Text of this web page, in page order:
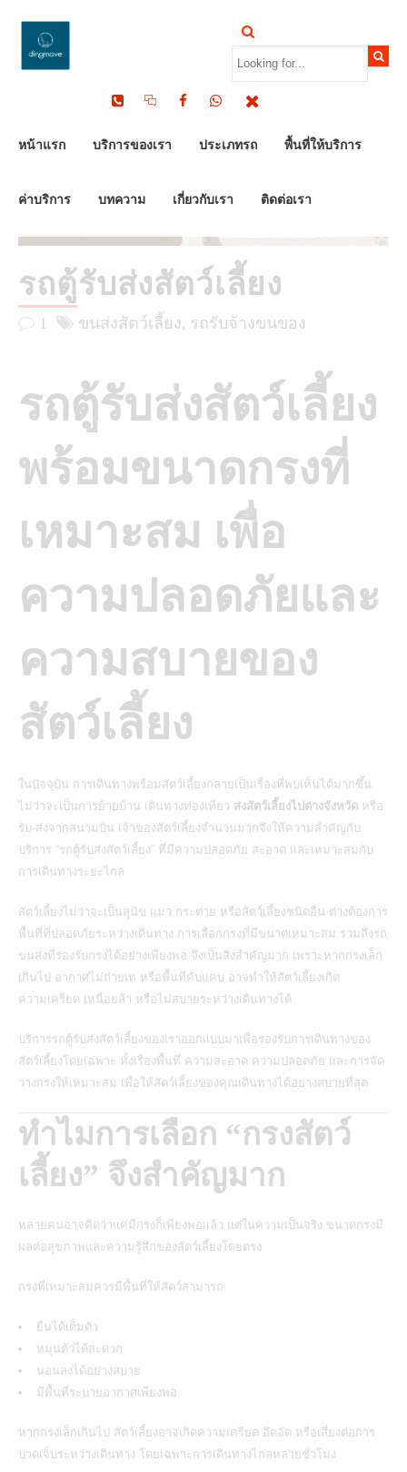
หน้าแรก บริการของเรา ประเภทรถ พื้นที่ให้บริการ
ค่าบริการ บทความ เกี่ยวกับเรา ติดต่อเรา
รถตู้รับส่งสัตว์เลี้ยง
1 ขนส่งสัตว์เลี้ยง รถรับจ้างขนของ
รถตู้รับส่งสัตว์เลี้ยง
พร้อมขนาดกรงที่
เหมาะสม เพื่อ
ความปลอดภัยและ
ความสบายของ
สัตว์เลี้ยง
ในปัจจุบัน การเดินทางพร้อมสัตว์เลี้ยงกลายเป็นเรื่องที่พบเห็นได้มากขึ้น
ไม่ว่าจะเป็นการย้ายบ้าน เดินทางท่องเที่ยว ส่งสัตว์เลี้ยงไปต่างจังหวัด หรือ
รับ-ส่งจากสนามบิน เจ้าของสัตว์เลี้ยงจำนวนมากจึงให้ความสำคัญกับ
บริการ “รถตู้รับส่งสัตว์เลี้ยง” ที่มีความปลอดภัย สะอาด และเหมาะสมกับ
การเดินทางระยะไกล
สัตว์เลี้ยงไม่ว่าจะเป็นสุนัข แมว กระต่าย หรือสัตว์เลี้ยงชนิดอื่น ต่างต้องการ
พื้นที่ที่ปลอดภัยระหว่างเดินทาง การเลือกกรงที่มีขนาดเหมาะสม รวมถึงรถ
ขนส่งที่รองรับกรงได้อย่างเพียงพอ จึงเป็นสิ่งสำคัญมาก เพราะหากกรงเล็ก
เกินไป อากาศไม่ถ่ายเท หรือพื้นที่คับแคบ อาจทำให้สัตว์เลี้ยงเกิด
ความเครียด เหนื่อยล้า หรือไม่สบายระหว่างเดินทางได้
บริการรถตู้รับส่งสัตว์เลี้ยงของเราออกแบบมาเพื่อรองรับการเดินทางของ
สัตว์เลี้ยงโดยเฉพาะ ทั้งเรื่องพื้นที่ ความสะอาด ความปลอดภัย และการจัด
วางกรงให้เหมาะสม เพื่อให้สัตว์เลี้ยงของคุณเดินทางได้อย่างสบายที่สุด
ทำไมการเลือก “กรงสัตว์
เลี้ยง” จึงสำคัญมาก
หลายคนอาจคิดว่าแค่มีกรงก็เพียงพอแล้ว แต่ในความเป็นจริง ขนาดกรงมี
ผลต่อสุขภาพและความรู้สึกของสัตว์เลี้ยงโดยตรง
กรงที่เหมาะสมควรมีพื้นที่ให้สัตว์สามารถ:
ยืนได้เต็มตัว
หมุนตัวได้สะดวก
นอนลงได้อย่างสบาย
มีพื้นที่ระบายอากาศเพียงพอ
หากกรงเล็กเกินไป สัตว์เลี้ยงอาจเกิดความเครียด อึดอัด หรือเสี่ยงต่อการ
บาดเจ็บระหว่างเดินทาง โดยเฉพาะการเดินทางไกลหลายชั่วโมง